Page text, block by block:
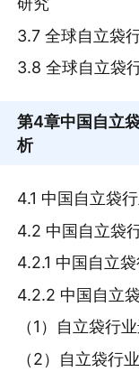
3.7 全球自立袋
3.8 全球自立袋
第4章中国自立
析
4.1 中国自立袋
4.2 中国自立袋
4.2.1 中国自立
4.2.2 中国自立
（1）自立袋行
（2）自立袋行